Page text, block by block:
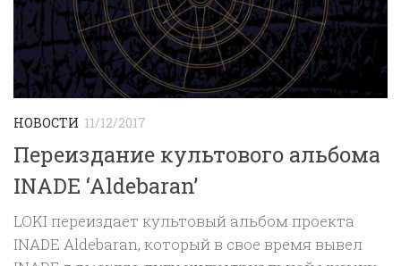
НОВОСТИ 11/12/2017
Переиздание культового альбома
INADE ‘Aldebaran’
LOKI переиздает культовый альбом проекта
INADE Aldebaran, который в свое время вывел